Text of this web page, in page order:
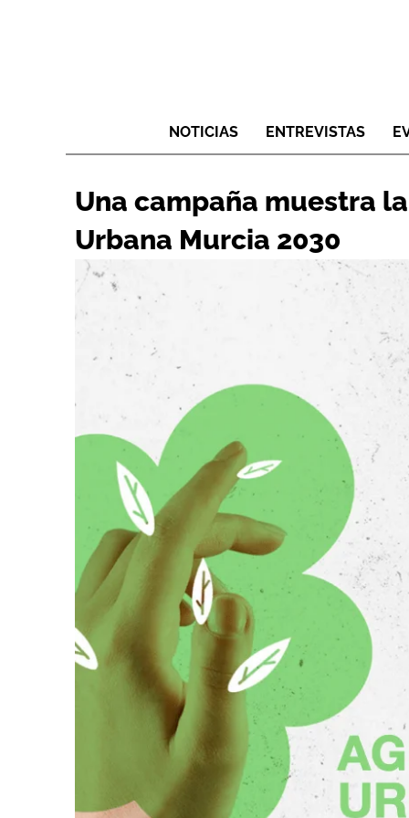
NOTICIAS ENTREVISTAS
Una campaña muestra
Urbana Murcia 2030